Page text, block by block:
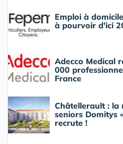
Emploi à
à pourvoir d'ici
Adecco Medical
000
France
Châtellerault : la
seniors Domitys
recrute !